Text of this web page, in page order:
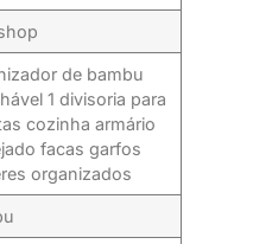
de bambu
1 divisoria para
cozinha armário
facas garfos
organizados